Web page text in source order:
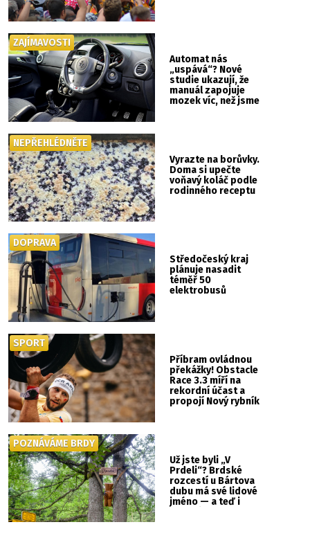
Automat nás
„uspává“? Nové
studie ukazují, že
manuál zapojuje
mozek víc, než jsme
ZAJÍMAVOSTI
Vyrazte na borůvky.
Doma si upečte
voňavý koláč podle
rodinného receptu
NEPŘEHLÉDNĚTE
Středočeský kraj
plánuje nasadit
téměř 50
elektrobusů
DOPRAVA
Příbram ovládnou
překážky! Obstacle
Race 3.3 míří na
rekordní účast a
propojí Nový rybník
SPORT
Už jste byli „V
Prdeli“? Brdské
rozcestí u Bártova
dubu má své lidové
jméno — a teď i
POZNÁVÁME BRDY